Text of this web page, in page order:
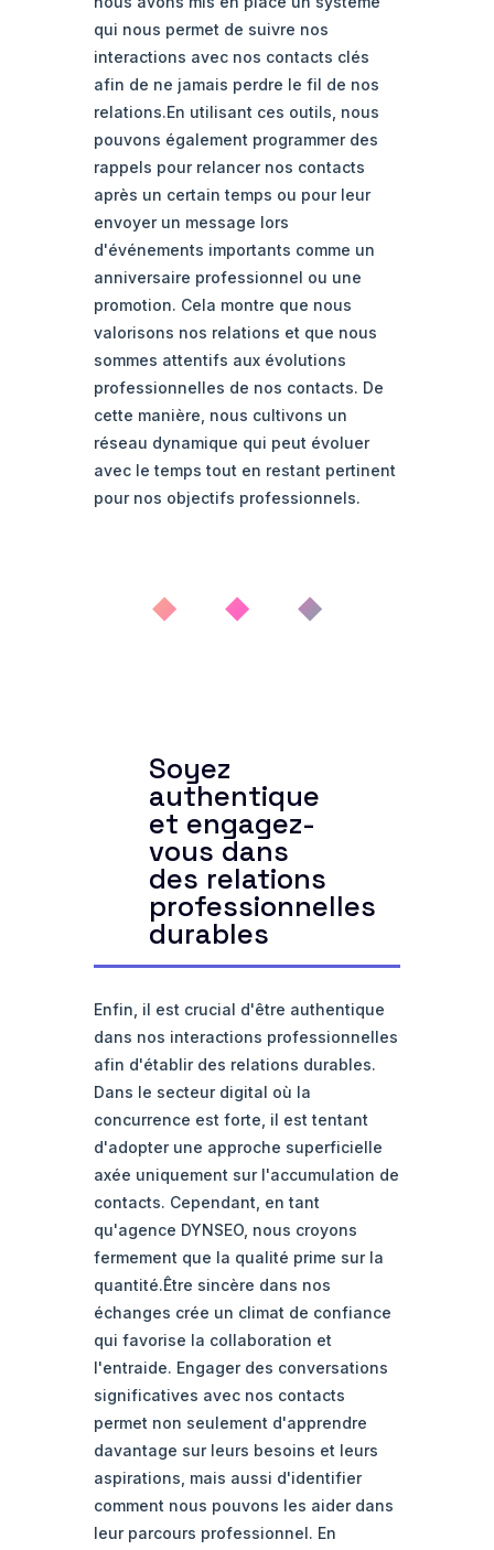
qui nous permet de suivre nos
interactions avec nos contacts clés
afin de ne jamais perdre le fil de nos
relations.En utilisant ces outils, nous
pouvons également programmer des
rappels pour relancer nos contacts
après un certain temps ou pour leur
envoyer un message lors
d'événements importants comme un
anniversaire professionnel ou une
promotion. Cela montre que nous
valorisons nos relations et que nous
sommes attentifs aux évolutions
professionnelles de nos contacts. De
cette manière, nous cultivons un
réseau dynamique qui peut évoluer
avec le temps tout en restant pertinent
pour nos objectifs professionnels.
◆ ◆ ◆
Soyez
authentique
et engagez-
vous dans
des relations
professionnelles
durables
Enfin, il est crucial d'être authentique
dans nos interactions professionnelles
afin d'établir des relations durables.
Dans le secteur digital où la
concurrence est forte, il est tentant
d'adopter une approche superficielle
axée uniquement sur l'accumulation de
contacts. Cependant, en tant
qu'agence DYNSEO, nous croyons
fermement que la qualité prime sur la
quantité.Être sincère dans nos
échanges crée un climat de confiance
qui favorise la collaboration et
l'entraide. Engager des conversations
significatives avec nos contacts
permet non seulement d'apprendre
davantage sur leurs besoins et leurs
aspirations, mais aussi d'identifier
comment nous pouvons les aider dans
leur parcours professionnel. En